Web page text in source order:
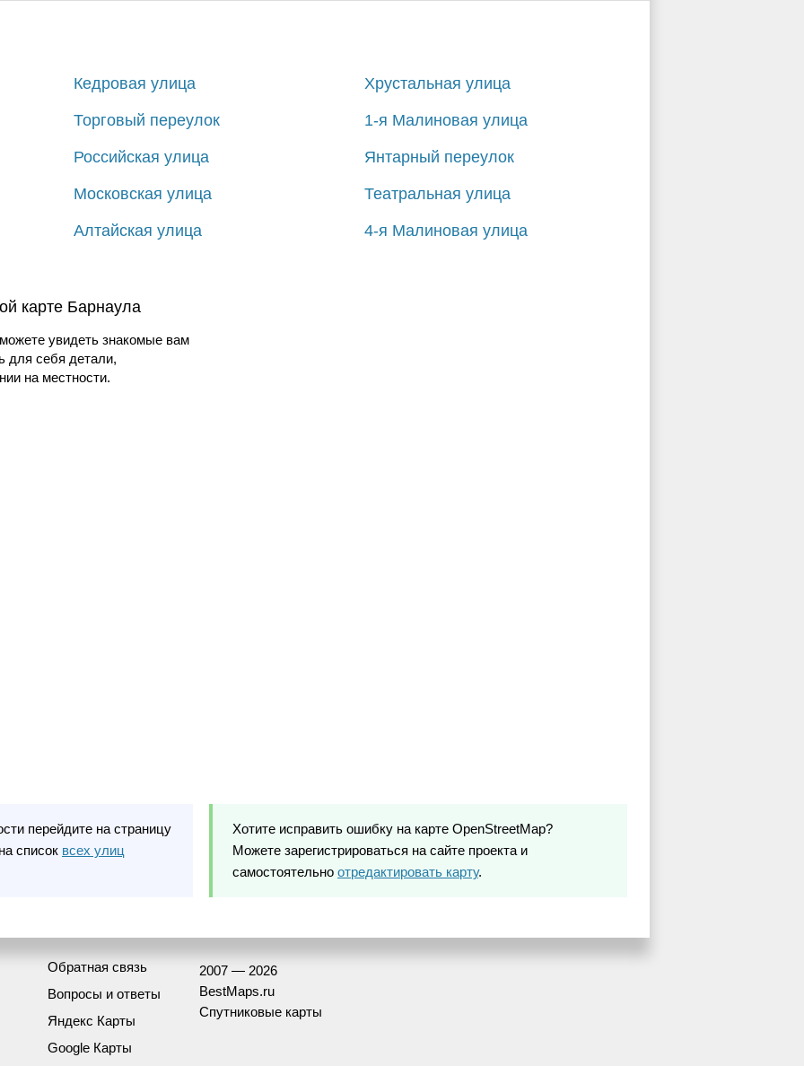
Кедровая улица Хрустальная улица
Торговый переулок 1-я Малиновая улица
Российская улица Янтарный переулок
Московская улица Театральная улица
Алтайская улица 4-я Малиновая улица
карте Барнаула
увидеть знакомые вам
для себя детали,
на местности.
перейдите на страницу
список всех улиц
Хотите исправить ошибку на карте OpenStreetMap?
Можете зарегистрироваться на сайте проекта и
самостоятельно отредактировать карту.
Обратная связь
Вопросы и ответы
Яндекс Карты
Google Карты
2007 — 2026
BestMaps.ru
Спутниковые карты